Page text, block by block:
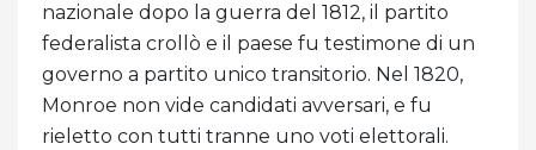
nazionale dopo la guerra del 1812, il partito
federalista crollò e il paese fu testimone di un
governo a partito unico transitorio. Nel 1820,
Monroe non vide candidati avversari, e fu
rieletto con tutti tranne uno voti elettorali.